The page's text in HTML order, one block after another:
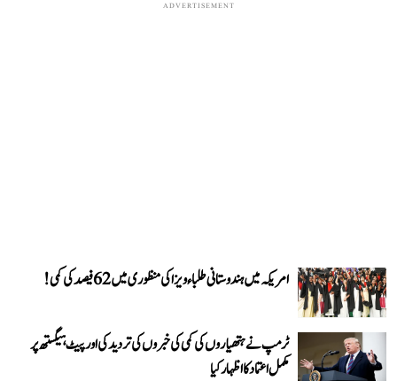
ADVERTISEMENT
امریکہ میں ہندوستانی طلباء ویزا کی منظوری میں 62 فیصد کی کمی!
ٹرمپ نے ہتھیاروں کی کمی کی خبروں کی تردید کی اور پیٹ ہیگستھ پر
مکمل اعتماد کا اظہار کیا